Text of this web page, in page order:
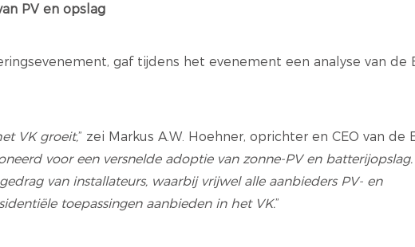
PV en opslag
gaf tijdens het evenement een analyse van de
VK groeit,” zei Markus A.W. Hoehner, oprichter en CEO van de
voor een versnelde adoptie van zonne-PV en batterijopslag.
van installateurs, waarbij vrijwel alle aanbieders PV- en
toepassingen aanbieden in het VK.”